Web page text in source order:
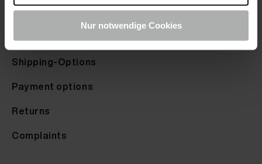
Nur notwendige Cookies
Service
Right of withdrawal
Shipping-Options
Payment options
Returns
Complaints